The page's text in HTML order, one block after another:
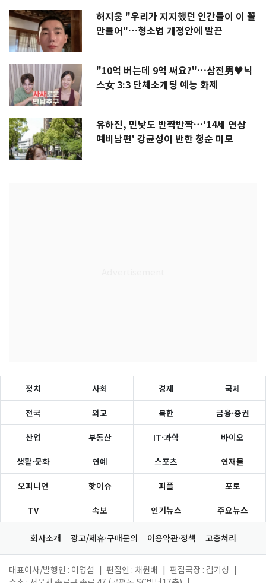
허지웅 "우리가 지지했던 인간들이 이 꼴
만들어"…형소법 개정안에 발끈
"10억 버는데 9억 써요?"…삼전男♥닉
스女 3:3 단체소개팅 예능 화제
유하진, 민낯도 반짝반짝…'14세 연상
예비남편' 강균성이 반한 청순 미모
정치 사회 경제 국제
전국 외교 북한 금융·증권
산업 부동산 IT·과학 바이오
생활·문화 연예 스포츠 연재물
오피니언 핫이슈 피플 포토
TV 속보 인기뉴스 주요뉴스
회사소개 광고/제휴·구매문의 이용약관·정책 고충처리
대표이사/발행인 : 이영섭 편집인 : 채원배 편집국장 : 김기성